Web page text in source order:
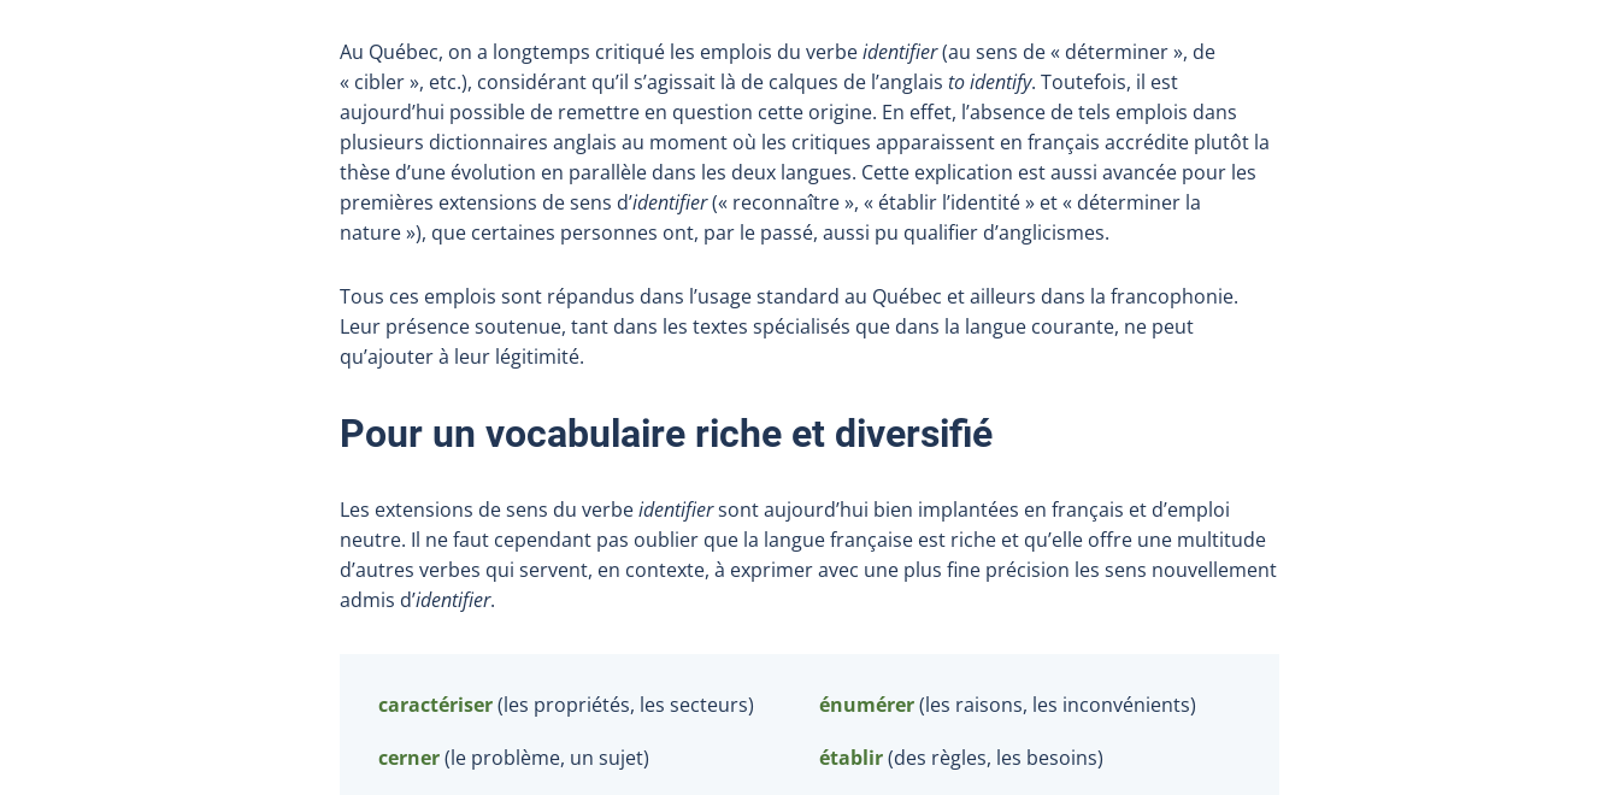
Au Québec, on a longtemps critiqué les emplois du verbeidentifier(au sens de « déterminer», de
« cibler», etc.), considérant qu’il s’agissait là de calques de l’anglais to identify. Toutefois, il est
aujourd’hui possible de remettre en question cette origine. En effet, l’absence de tels emplois dans
plusieurs dictionnaires anglais au moment où les critiques apparaissent en français accrédite plutôt la
thèse d’une évolution en parallèle dans les deux langues. Cette explication est aussi avancée pour les
premières extensions de sens d’identifier(« reconnaître», « établir l’identité» et « déterminer la
nature»), que certaines personnes ont, par le passé, aussi pu qualifier d’anglicismes.
Tous ces emplois sont répandus dans l’usage standard au Québec et ailleurs dans la francophonie.
Leur présence soutenue, tant dans les textes spécialisés que dans la langue courante, ne peut
qu’ajouter à leur légitimité.
Pour un vocabulaire riche et diversifié
Les extensions de sens du verbeidentifiersont aujourd’hui bien implantées en français et d’emploi
neutre. Il ne faut cependant pas oublier que la langue française est riche et qu’elle offre une multitude
d’autres verbes qui servent, en contexte, à exprimer avec une plus fine précision les sens nouvellement
admis d’identifier.
caractériser(les propriétés, les secteurs)
cerner(le problème, un sujet)
énumérer(les raisons, les inconvénients)
établir(des règles, les besoins)